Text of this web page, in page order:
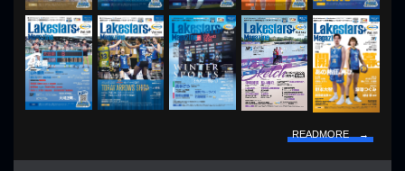
READMORE →